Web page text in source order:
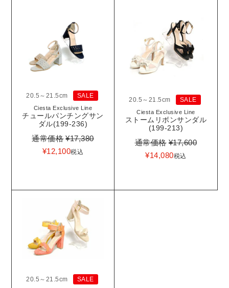
20.5～21.5cm SALE
Ciesta Exclusive Line
チュールパンチングサン
ダル(199-236)
通常価格 ¥17,380
¥12,100税込
20.5～21.5cm SALE
Ciesta Exclusive Line
ストームリボンサンダル
(199-213)
通常価格 ¥17,600
¥14,080税込
20.5～21.5cm SALE